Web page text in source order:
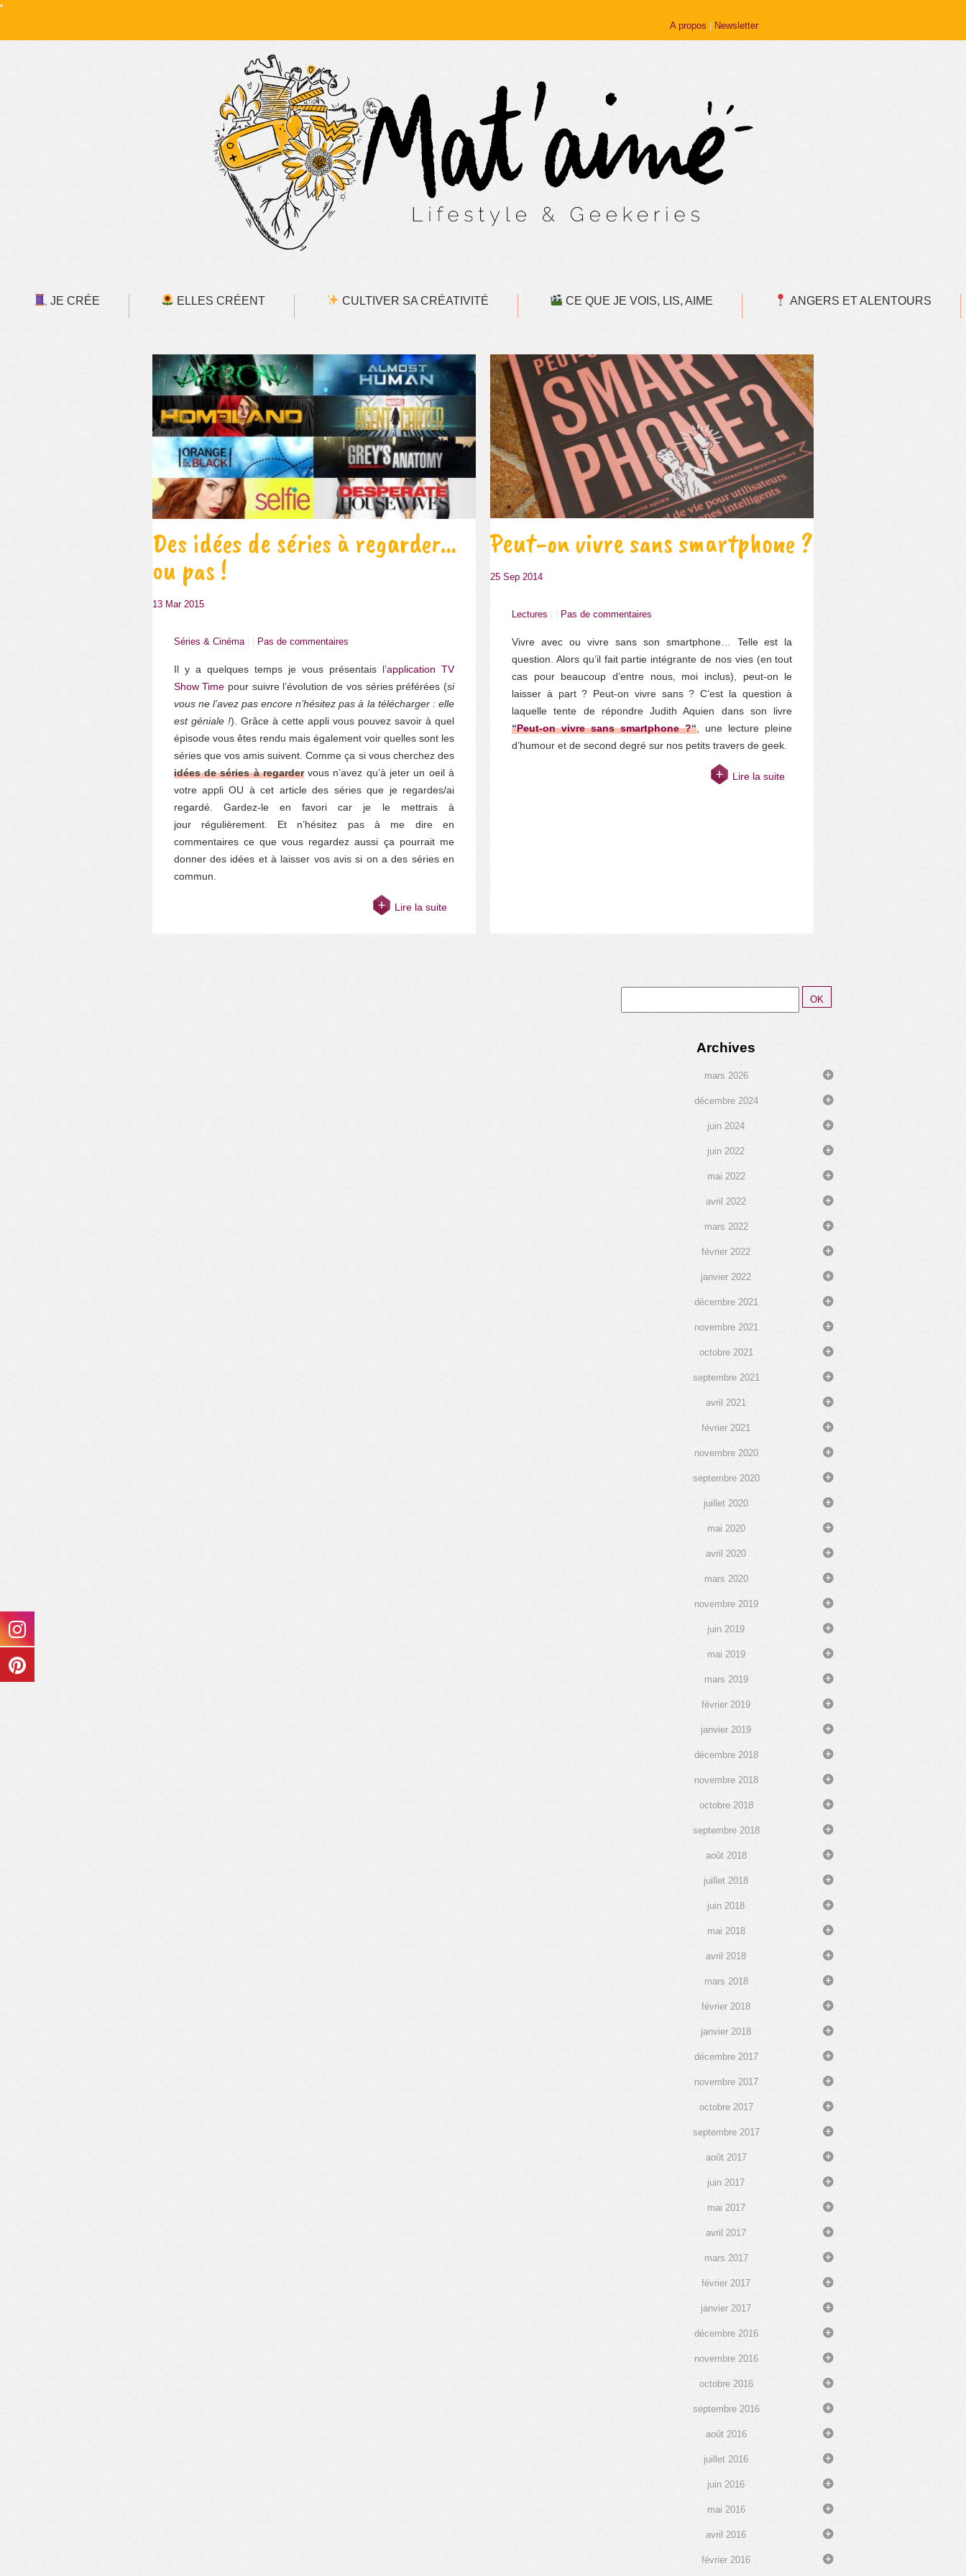
A propos Newsletter
JE CRÉE ELLES CRÉENT CULTIVER SA CRÉATIVITÉ CE QUE JE VOIS, LIS, AIME ANGERS ET ALENTOURS
Des idées de séries à regarder…
ou pas !
13 Mar 2015
Séries & Cinéma| | Pas de commentaires
Il y a quelques temps je vous présentais l’application TV
Show Time pour suivre l’évolution de vos séries préférées (si
vous ne l’avez pas encore n’hésitez pas à la télécharger : elle
est géniale !). Grâce à cette appli vous pouvez savoir à quel
épisode vous êtes rendu mais également voir quelles sont les
séries que vos amis suivent. Comme ça si vous cherchez des
idées de séries à regardervous n’avez qu’à jeter un oeil à
votre appli OU à cet article des séries que je regardes/ai
regardé. Gardez-le en favori car je le mettrais à
jour régulièrement. Et n’hésitez pas à me dire en
commentaires ce que vous regardez aussi ça pourrait me
donner des idées et à laisser vos avis si on a des séries en
commun.
Lire la suite
Peut-on vivre sans smartphone ?
25 Sep 2014
Lectures Pas de commentaires
Vivre avec ou vivre sans son smartphone… Telle est la
question. Alors qu’il fait partie intégrante de nos vies (en tout
cas pour beaucoup d’entre nous, moi inclus), peut-on le
laisser à part ? Peut-on vivre sans ? C’est la question à
laquelle tente de répondre Judith Aquien dans son livre
“Peut-on vivre sans smartphone ?“ , une lecture pleine
d’humour et de second degré sur nos petits travers de geek.
Lire la suite
Archives
mars 2026
décembre 2024
juin 2024
juin 2022
mai 2022
avril 2022
mars 2022
février 2022
janvier 2022
décembre 2021
novembre 2021
octobre 2021
septembre 2021
avril 2021
février 2021
novembre 2020
septembre 2020
juillet 2020
mai 2020
avril 2020
mars 2020
novembre 2019
juin 2019
mai 2019
mars 2019
février 2019
janvier 2019
décembre 2018
novembre 2018
octobre 2018
septembre 2018
août 2018
juillet 2018
juin 2018
mai 2018
avril 2018
mars 2018
février 2018
janvier 2018
décembre 2017
novembre 2017
octobre 2017
septembre 2017
août 2017
juin 2017
mai 2017
avril 2017
mars 2017
février 2017
janvier 2017
décembre 2016
novembre 2016
octobre 2016
septembre 2016
août 2016
juillet 2016
juin 2016
mai 2016
avril 2016
février 2016